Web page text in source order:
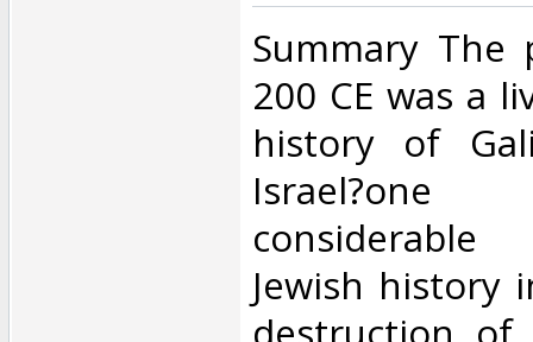
‎Summary The
200 CE was a
history of
Jewish history
destruction of